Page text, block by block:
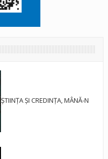
ȘTIINȚA ȘI CREDINȚA, MÂNĂ-N